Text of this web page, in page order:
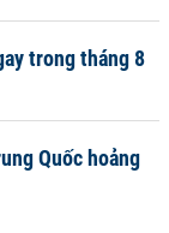
trong tháng 8
Quốc hoảng